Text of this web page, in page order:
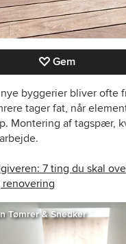
Gem
byggerier bliver ofte
tager fat, når
Montering af tagspær,
7 ting du skal
Tømrer & Snedker